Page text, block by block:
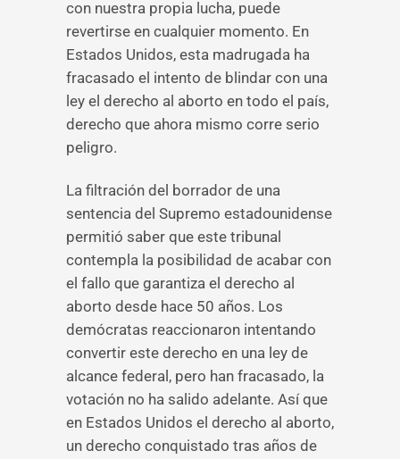
con nuestra propia lucha, puede
revertirse en cualquier momento. En
Estados Unidos, esta madrugada ha
fracasado el intento de blindar con una
ley el derecho al aborto en todo el país,
derecho que ahora mismo corre serio
peligro.
La filtración del borrador de una
sentencia del Supremo estadounidense
permitió saber que este tribunal
contempla la posibilidad de acabar con
el fallo que garantiza el derecho al
aborto desde hace 50 años. Los
demócratas reaccionaron intentando
convertir este derecho en una ley de
alcance federal, pero han fracasado, la
votación no ha salido adelante. Así que
en Estados Unidos el derecho al aborto,
un derecho conquistado tras años de